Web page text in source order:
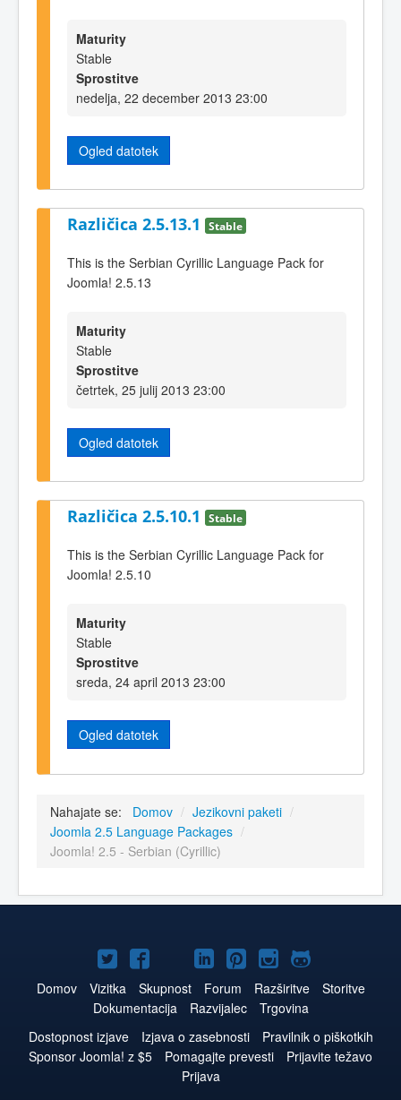
Maturity
Stable
Sprostitve
nedelja, 22 december 2013 23:00
Ogled datotek
Različica 2.5.13.1 Stable
This is the Serbian Cyrillic Language Pack for
Joomla! 2.5.13
Maturity
Stable
Sprostitve
četrtek, 25 julij 2013 23:00
Ogled datotek
Različica 2.5.10.1 Stable
This is the Serbian Cyrillic Language Pack for
Joomla! 2.5.10
Maturity
Stable
Sprostitve
sreda, 24 april 2013 23:00
Ogled datotek
Nahajate se: Domov / Jezikovni paketi /
Joomla 2.5 Language Packages /
Joomla! 2.5 - Serbian (Cyrillic)
Joomla!
na
Twitter
Joomla!
na
Facebook
Joomla!
na
YouTube
Joomla!
na
LinkedIn
Joomla!
na
Pinterest
Joomla!
na
Instagram
Joomla!
na
GitHub
Domov Vizitka Skupnost Forum Razširitve
Storitve
Dokumentacija
Razvijalec
Trgovina
Dostopnost izjave
Izjava o zasebnosti
Pravilnik o piškotkih
Sponsor Joomla! z $5
Pomagajte prevesti
Prijavite težavo
Prijava